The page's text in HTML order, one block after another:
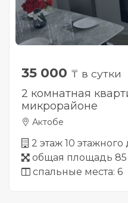
35 000 ₸ в сутки
2 комнатная
микрорайоне
Актобе
2 этаж 10
общая площадь
спальные места: 6